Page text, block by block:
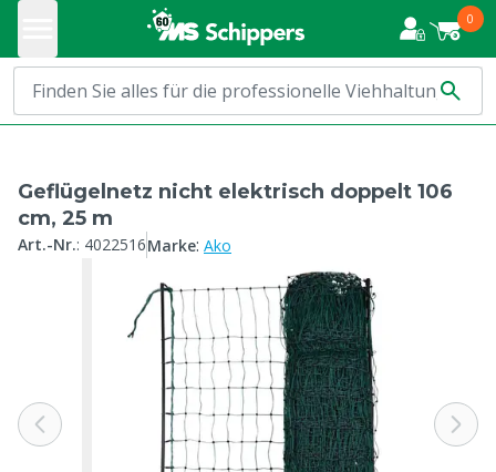
0
Geflügelnetz nicht elektrisch doppelt 106
cm, 25 m
Art.-Nr.: 4022516Marke: Ako